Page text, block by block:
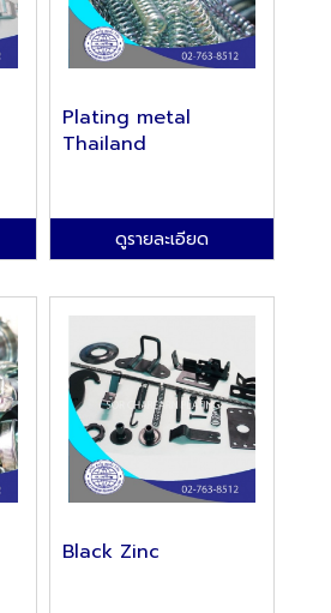
Plating metal
Thailand
ดูรายละเอียด
Black Zinc